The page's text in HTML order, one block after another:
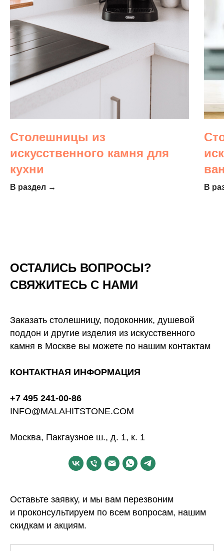
Столешницы из
искусственного камня для
кухни
В раздел → В
ОСТАЛИСЬ ВОПРОСЫ?
СВЯЖИТЕСЬ С НАМИ
Заказать столешницу, подоконник, душевой
поддон и другие изделия из искусственного
камня в Москве вы можете по нашим контактам
КОНТАКТНАЯ ИНФОРМАЦИЯ
+7 495 241-00-86
INFO@MALAHITSTONE.COM
Москва, Пакгаузное ш., д. 1, к. 1
Оставьте заявку, и мы вам перезвоним
и проконсультируем по всем вопросам, нашим
скидкам и акциям.